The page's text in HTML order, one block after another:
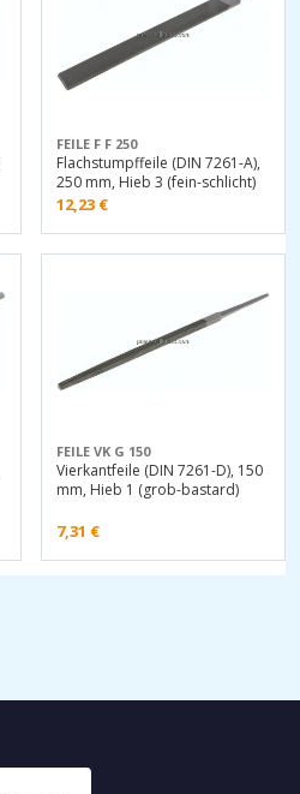
FEILE F F 250
Flachstumpffeile (DIN 7261-A),
250 mm, Hieb 3 (fein-schlicht)
12,23 €
FEILE VK G 150
Vierkantfeile (DIN 7261-D), 150
mm, Hieb 1 (grob-bastard)
7,31 €